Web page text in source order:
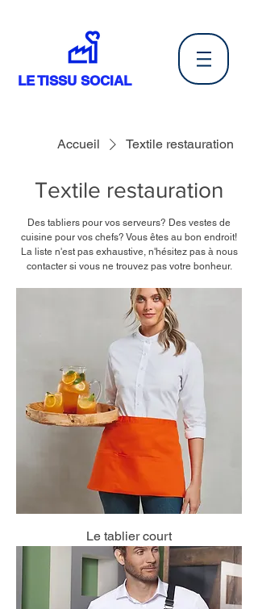
LE TISSU SOCIAL
Accueil Textile restauration
Textile restauration
Des tabliers pour vos serveurs? Des vestes de
cuisine pour vos chefs? Vous êtes au bon endroit!
La liste n'est pas exhaustive, n'hésitez pas à nous
contacter si vous ne trouvez pas votre bonheur.
Le tablier court